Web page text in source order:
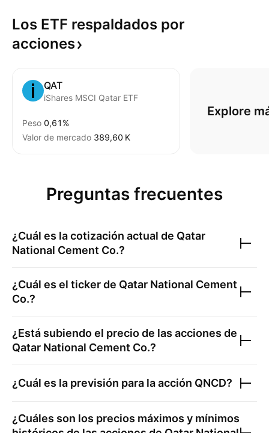
Los ETF respaldados por
acciones
QAT
iShares MSCI Qatar ETF
Peso 0,61%
Valor de mercado ‪389,60 K‬
Explore
Preguntas frecuentes
¿Cuál es la cotización actual de Qatar
National Cement Co.?
¿Cuál es el ticker de Qatar National Cement
Co.?
¿Está subiendo el precio de las acciones de
Qatar National Cement Co.?
¿Cuál es la previsión para la acción QNCD?
¿Cuáles son los precios máximos y mínimos